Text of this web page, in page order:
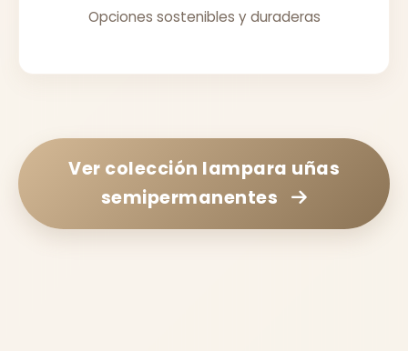
Opciones sostenibles y duraderas
Ver colección lampara uñas
semipermanentes